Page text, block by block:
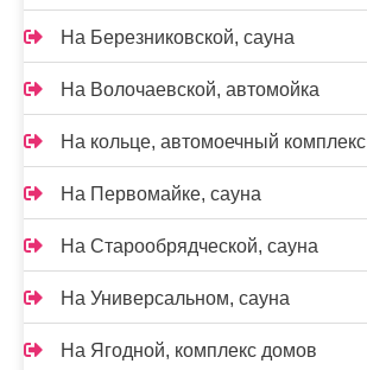
На Березниковской, сауна
На Волочаевской, автомойка
На кольце, автомоечный комплекс
На Первомайке, сауна
На Старообрядческой, сауна
На Универсальном, сауна
На Ягодной, комплекс домов